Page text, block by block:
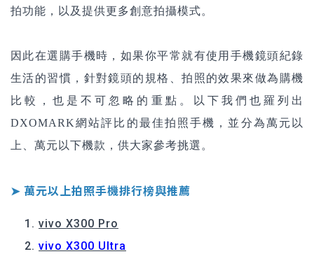
拍功能，以及提供更多創意拍攝模式。
因此在選購手機時，如果你平常就有使用手機鏡頭紀錄
生活的習慣，針對鏡頭的規格、拍照的效果來做為購機
比較，也是不可忽略的重點。以下我們也羅列出
DXOMARK網站評比的最佳拍照手機，並分為萬元以
上、萬元以下機款，供大家參考挑選。
➤ 萬元以上拍照手機排行榜與推薦
vivo X300 Pro
vivo X300 Ultra